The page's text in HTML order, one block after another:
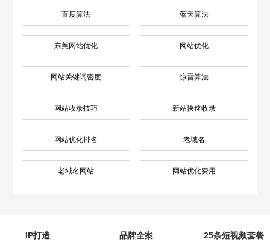
百度算法 蓝天算法
东莞网站优化 网站优化
网站关键词密度 惊雷算法
网站收录技巧 新站快速收录
网站优化排名 老域名
老域名网站 网站优化费用
IP打造 品牌全案 25条短视频套餐